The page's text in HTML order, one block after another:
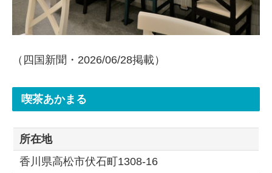
（四国新聞・2026/06/28掲載）
喫茶あかまる
所在地
香川県高松市伏石町1308-16